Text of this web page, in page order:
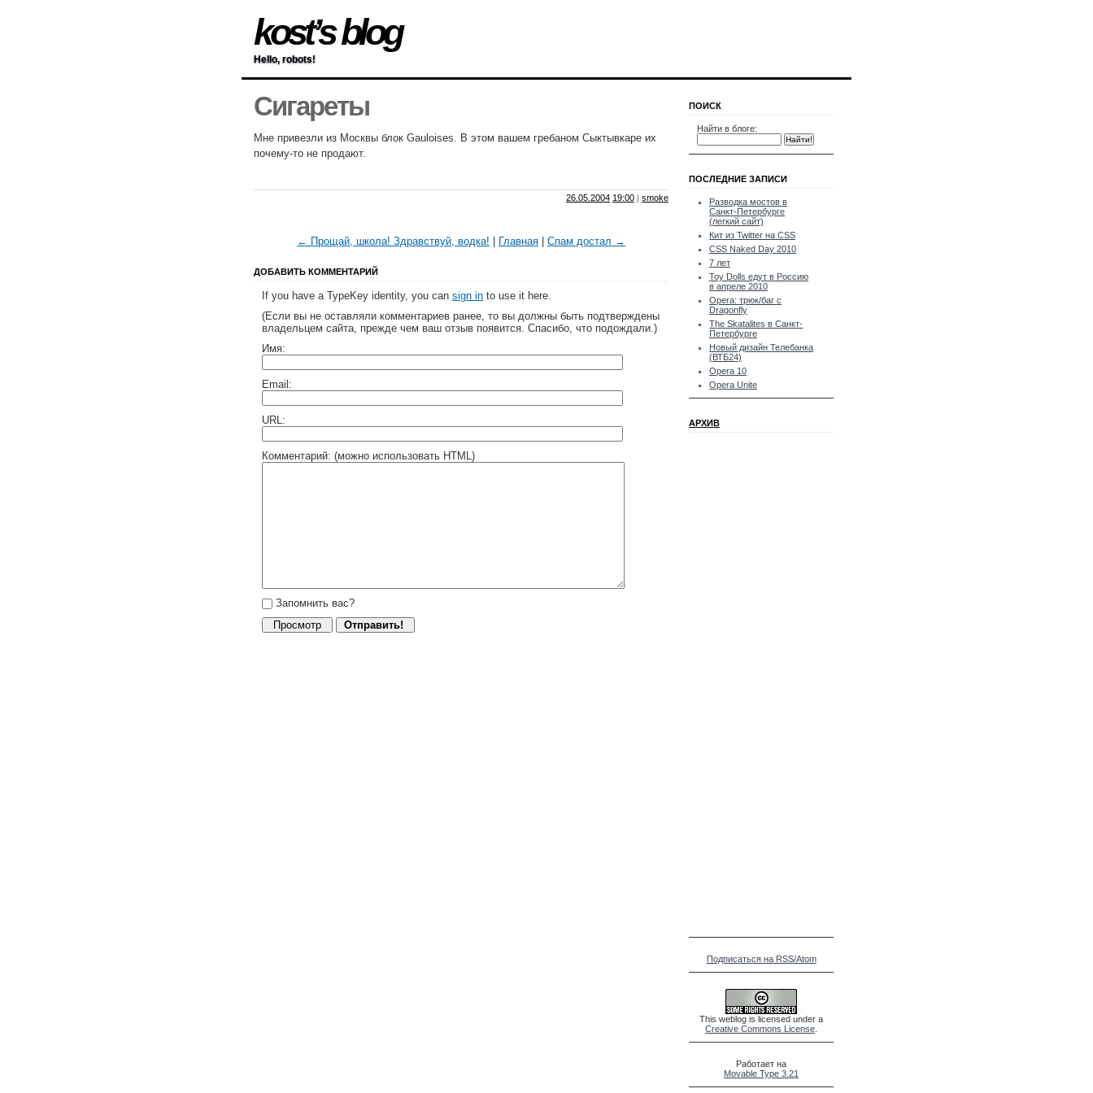
kost’s blog
Hello, robots!
Сигареты
Мне привезли из Москвы блок Gauloises. В этом вашем гребаном Сыктывкаре их
почему-то не продают.
26.05.2004 19:00 | smoke
← Прощай, школа! Здравствуй, водка! Главная Спам достал →
ДОБАВИТЬ КОММЕНТАРИЙ
If you have a TypeKey identity, you can sign in to use it here.
(Если вы не оставляли комментариев ранее, то вы должны быть подтверждены
владельцем сайта, прежде чем ваш отзыв появится. Спасибо, что подождали.)
Имя:
Email:
URL:
Комментарий: (можно использовать HTML)
Запомнить вас?
ПОИСК
Найти в блоге:
ПОСЛЕДНИЕ ЗАПИСИ
Разводка мостов в
Санкт-Петербурге
(легкий сайт)
Кит из Twitter на CSS
CSS Naked Day 2010
7 лет
Toy Dolls едут в Россию
в апреле 2010
Opera: трюк/баг с
Dragonfly
The Skatalites в Санкт-
Петербурге
Новый дизайн Телебанка
(ВТБ24)
Opera 10
Opera Unite
АРХИВ
Подписаться на RSS/Atom
This weblog is licensed under a
Creative Commons License
Работает на
Movable Type 3.21